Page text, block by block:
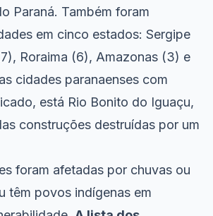
Paraná. Também foram
em cinco estados: Sergipe
Roraima (6), Amazonas (3) e
cidades paranaenses com
está Rio Bonito do Iguaçu,
construções destruídas por um
foram afetadas por chuvas ou
têm povos indígenas em